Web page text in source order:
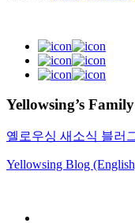
Yellowsing’s
옐로우싱 새소식 블러
Yellowsing Blog